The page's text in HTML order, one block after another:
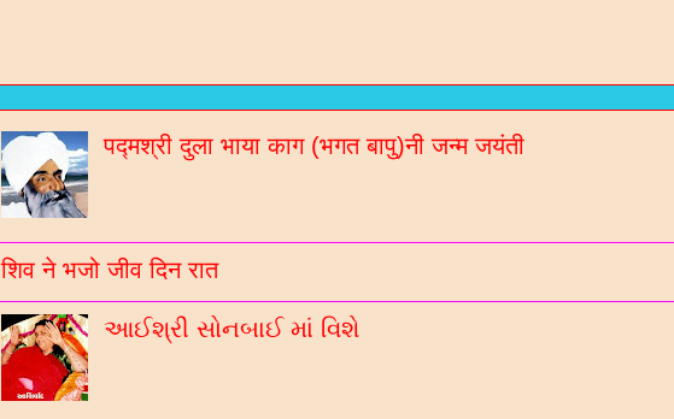
जोगीदान गढवी (चडीया) रचित रचनाओ
चारणी साहित्य ब्लॉगना अपडेट Whatsaap पर मेळववा माटे आ
नंबर 9913051642 आपना गृपमां ऐड करो
पद्मश्री दुला भाया काग (भगत बापु)नी जन्म जयंती
शिव ने भजो जीव दिन रात
આઈશ્રી સોનબાઈ માં વિશે